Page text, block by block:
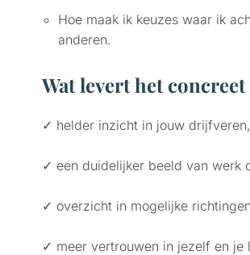
Hoe maak ik keuzes waar ik
anderen.
Wat levert het
✓ helder inzicht in jouw
✓ een duidelijker beeld van werk
✓ overzicht in mogelijke
✓ meer vertrouwen in jezelf en je